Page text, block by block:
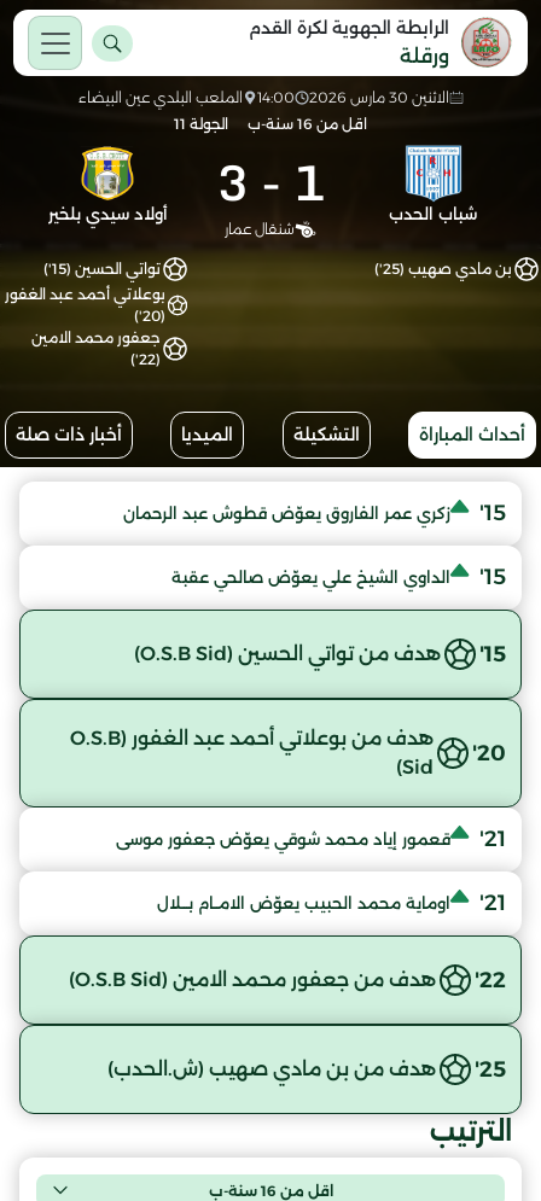
الرابطة الجهوية لكرة القدم
ورقلة
الاثنين 30 مارس 2026 14:00
الملعب البلدي عين البيضاء
اقل من 16 سنة-ب
الجولة 11
شباب الحدب 1
-
3
شنقال عمار
أولاد سيدي بلخير
بن مادي صهيب (25')
تواتي الحسين (15')
بوعلاتي أحمد عبد الغفور
(20')
جعفور محمد الامين
(22')
أحداث المباراة التشكيلة الميديا أخبار ذات صلة
15' زكري عمر الفاروق يعوّض قطوش عبد الرحمان
15' الداوي الشيخ علي يعوّض صالحي عقبة
15' هدف من تواتي الحسين (O.S.B Sid)
20'
هدف من بوعلاتي أحمد عبد الغفور (O.S.B
Sid)
21' قعمور إياد محمد شوقي يعوّض جعفور موسى
21' اوماية محمد الحبيب يعوّض الامــام بـــلال
22' هدف من جعفور محمد الامين (O.S.B Sid)
25' هدف من بن مادي صهيب (ش.الحدب)
الترتيب
اقل من 16 سنة-ب